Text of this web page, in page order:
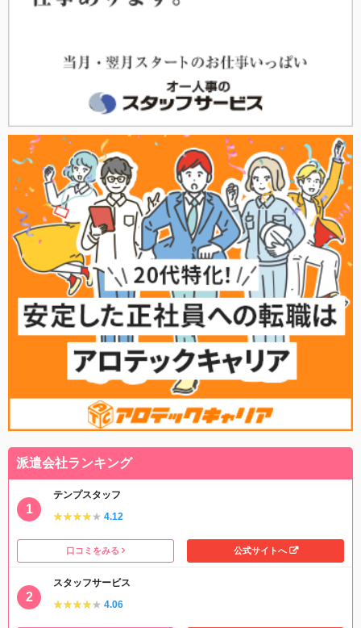
派遣会社ランキング
テンプスタッフ
★★★★★
★★★★★ 4.12
口コミをみる 公式サイトへ
スタッフサービス
★★★★★
★★★★★ 4.06